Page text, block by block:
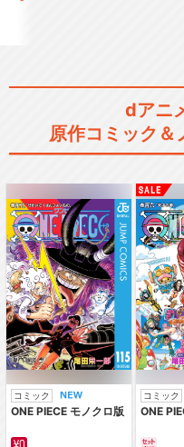
dアニ
原作コミック＆
コミック
ONE PIECE モノクロ版
コミック
ONE